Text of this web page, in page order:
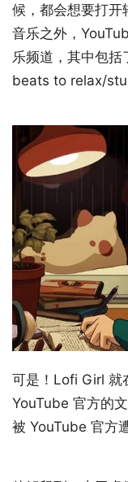
候，都会想要打开
音乐之外，
乐频道，其中包
beats to relax/
可是！Lofi Girl 就
YouTube 官方的
被 YouTube 官方